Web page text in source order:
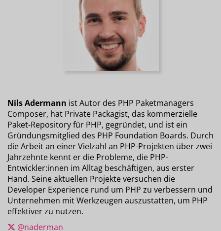
Nils Adermann ist Autor des PHP Paketmanagers
Composer, hat Private Packagist, das kommerzielle
Paket-Repository für PHP, gegründet, und ist ein
Gründungsmitglied des PHP Foundation Boards. Durch
die Arbeit an einer Vielzahl an PHP-Projekten über zwei
Jahrzehnte kennt er die Probleme, die PHP-
Entwickler:innen im Alltag beschäftigen, aus erster
Hand. Seine aktuellen Projekte versuchen die
Developer Experience rund um PHP zu verbessern und
Unternehmen mit Werkzeugen auszustatten, um PHP
effektiver zu nutzen.
@naderman